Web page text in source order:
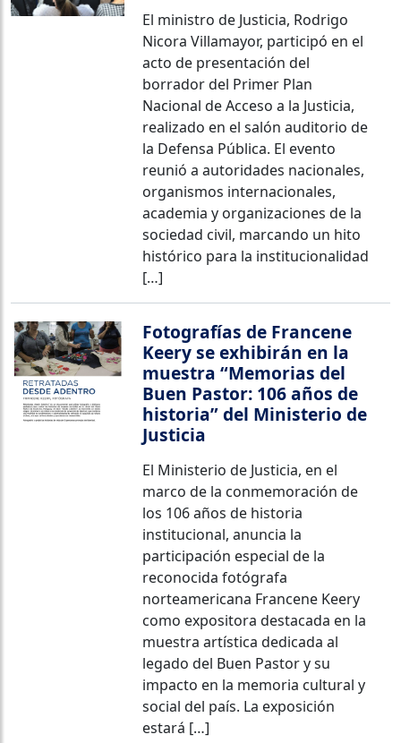
El ministro de Justicia, Rodrigo
Nicora Villamayor, participó en el
acto de presentación del
borrador del Primer Plan
Nacional de Acceso a la Justicia,
realizado en el salón auditorio de
la Defensa Pública. El evento
reunió a autoridades nacionales,
organismos internacionales,
academia y organizaciones de la
sociedad civil, marcando un hito
histórico para la institucionalidad
[…]
Fotografías de Francene
Keery se exhibirán en la
muestra “Memorias del
Buen Pastor: 106 años de
historia” del Ministerio de
Justicia
El Ministerio de Justicia, en el
marco de la conmemoración de
los 106 años de historia
institucional, anuncia la
participación especial de la
reconocida fotógrafa
norteamericana Francene Keery
como expositora destacada en la
muestra artística dedicada al
legado del Buen Pastor y su
impacto en la memoria cultural y
social del país. La exposición
estará […]